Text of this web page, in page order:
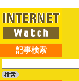
記事検索